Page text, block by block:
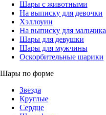
Шары с животными
На выписку для девочки
Хэллоуин
На выписку для мальчика
Шары для девушки
Шары для мужчины
Оскорбительные шарики
Шары по форме
Звезда
Круглые
Сердце